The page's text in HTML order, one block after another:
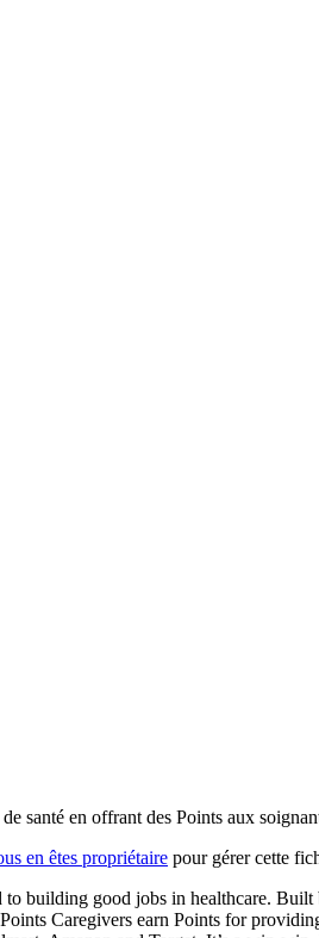
santé en offrant des Points aux
en êtes propriétaire pour gérer cette
building good jobs in healthcare.
Caregivers earn Points for